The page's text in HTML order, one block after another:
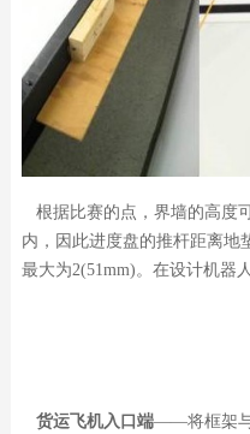
根据比赛的点，界墙的高度
内，因此进度盘的推杆距离地
最大为2(51mm)。在设计机器
货运飞机入口端——将框架与